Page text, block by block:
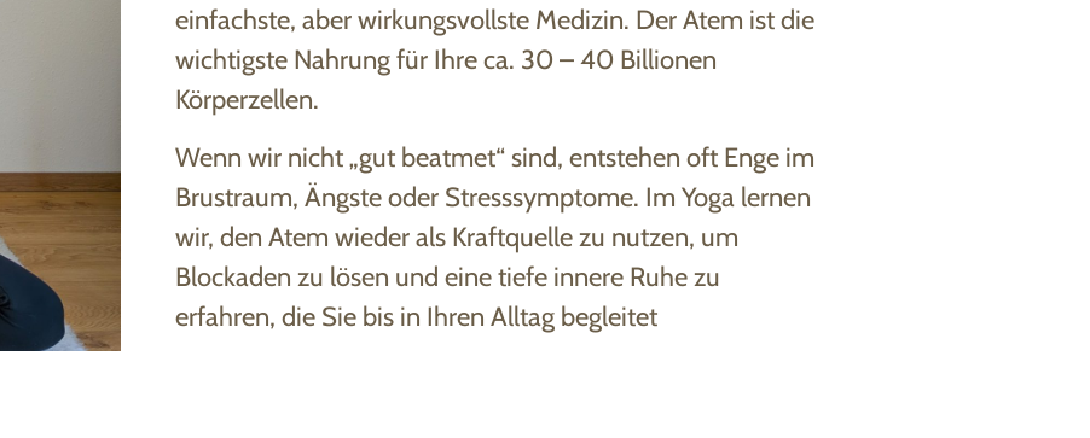
einfachste, aber wirkungsvollste Medizin. Der Atem ist die
wichtigste Nahrung für Ihre ca. 30 – 40 Billionen
Körperzellen.
Wenn wir nicht „gut beatmet“ sind, entstehen oft Enge im
Brustraum, Ängste oder Stresssymptome. Im Yoga lernen
wir, den Atem wieder als Kraftquelle zu nutzen, um
Blockaden zu lösen und eine tiefe innere Ruhe zu
erfahren, die Sie bis in Ihren Alltag begleitet